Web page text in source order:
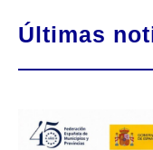
Últimas